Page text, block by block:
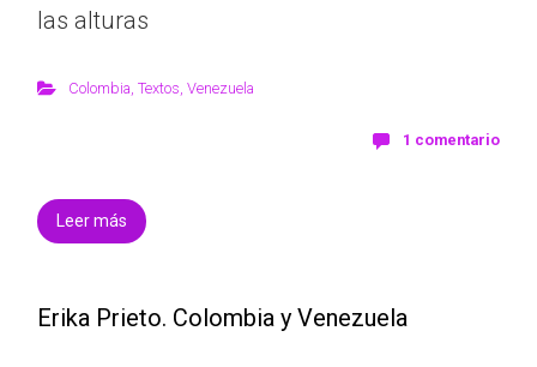
las alturas
Colombia Textos Venezuela
1 comentario
Leer más
Erika Prieto. Colombia y Venezuela